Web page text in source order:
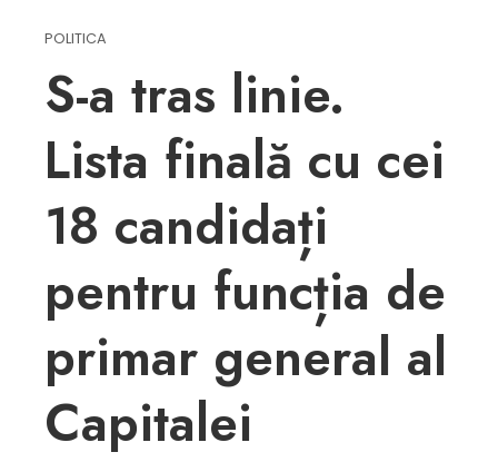
POLITICA
S-a tras linie.
Lista finală cu cei
18 candidați
pentru funcția de
primar general al
Capitalei